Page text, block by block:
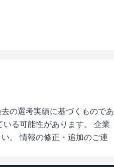
の選考実績に基づくものであ
いる可能性があります。 企業
。 情報の修正・追加のご連